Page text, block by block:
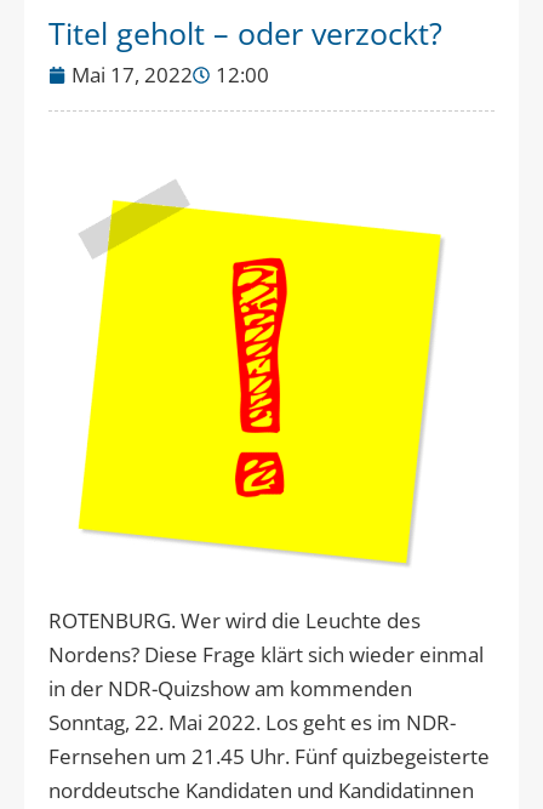
Titel geholt – oder verzockt?
Mai 17, 2022 12:00
ROTENBURG. Wer wird die Leuchte des
Nordens? Diese Frage klärt sich wieder einmal
in der NDR-Quizshow am kommenden
Sonntag, 22. Mai 2022. Los geht es im NDR-
Fernsehen um 21.45 Uhr. Fünf quizbegeisterte
norddeutsche Kandidaten und Kandidatinnen